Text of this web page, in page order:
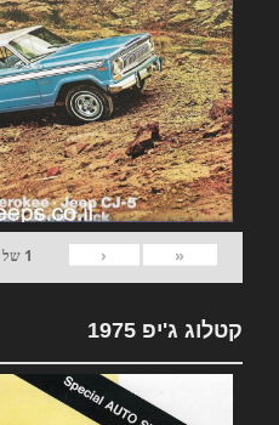
«
‹
1 של
קטלוג ג'יפ 1975